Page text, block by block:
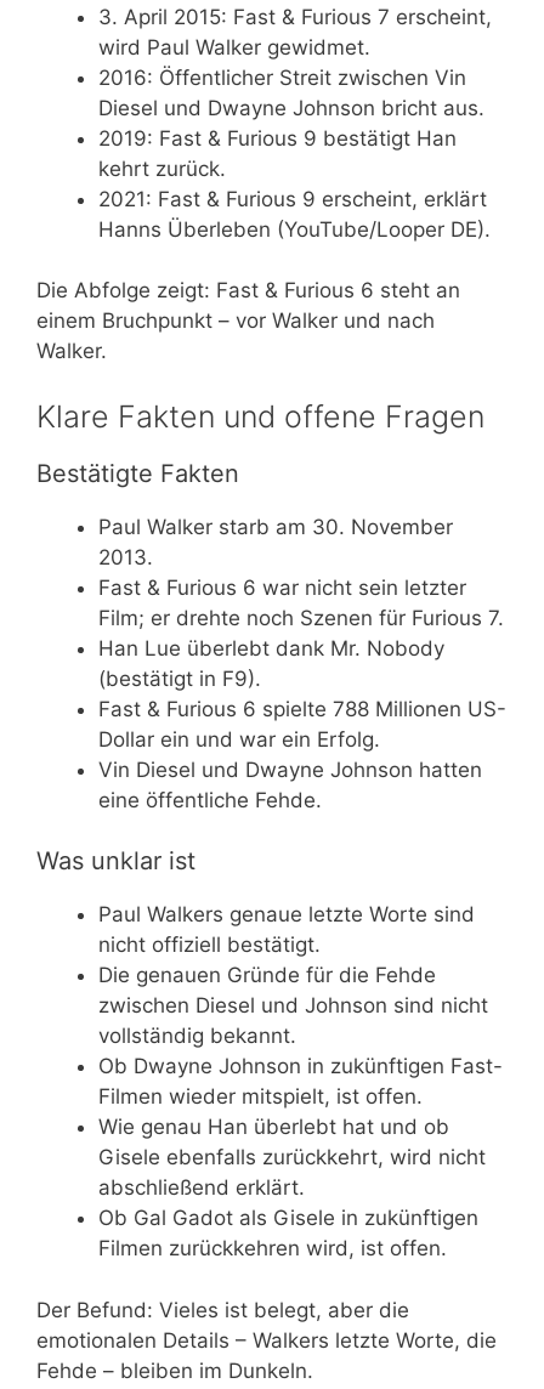
3. April 2015: Fast & Furious 7 erscheint,
wird Paul Walker gewidmet.
2016: Öffentlicher Streit zwischen Vin
Diesel und Dwayne Johnson bricht aus.
2019: Fast & Furious 9 bestätigt Han
kehrt zurück.
2021: Fast & Furious 9 erscheint, erklärt
Hanns Überleben (YouTube/Looper DE).
Die Abfolge zeigt: Fast & Furious 6 steht an
einem Bruchpunkt – vor Walker und nach
Walker.
Klare Fakten und offene Fragen
Bestätigte Fakten
Paul Walker starb am 30. November
2013.
Fast & Furious 6 war nicht sein letzter
Film; er drehte noch Szenen für Furious 7.
Han Lue überlebt dank Mr. Nobody
(bestätigt in F9).
Fast & Furious 6 spielte 788 Millionen US-
Dollar ein und war ein Erfolg.
Vin Diesel und Dwayne Johnson hatten
eine öffentliche Fehde.
Was unklar ist
Paul Walkers genaue letzte Worte sind
nicht offiziell bestätigt.
Die genauen Gründe für die Fehde
zwischen Diesel und Johnson sind nicht
vollständig bekannt.
Ob Dwayne Johnson in zukünftigen Fast-
Filmen wieder mitspielt, ist offen.
Wie genau Han überlebt hat und ob
Gisele ebenfalls zurückkehrt, wird nicht
abschließend erklärt.
Ob Gal Gadot als Gisele in zukünftigen
Filmen zurückkehren wird, ist offen.
Der Befund: Vieles ist belegt, aber die
emotionalen Details – Walkers letzte Worte, die
Fehde – bleiben im Dunkeln.